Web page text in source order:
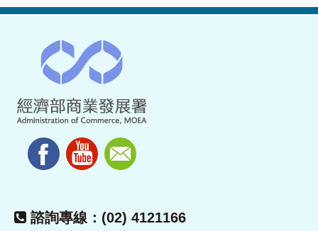
諮詢專線：(02) 4121166